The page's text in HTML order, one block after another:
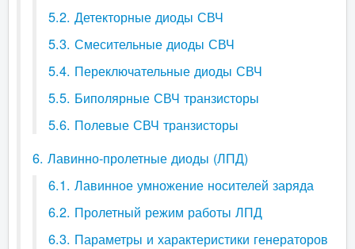
5.2. Детекторные диоды СВЧ
5.3. Смесительные диоды СВЧ
5.4. Переключательные диоды СВЧ
5.5. Биполярные СВЧ транзисторы
5.6. Полевые СВЧ транзисторы
6. Лавинно-пролетные диоды (ЛПД)
6.1. Лавинное умножение носителей заряда
6.2. Пролетный режим работы ЛПД
6.3. Параметры и характеристики генераторов